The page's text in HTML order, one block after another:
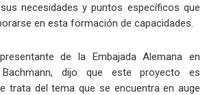
sus necesidades y puntos específicos que
en esta formación de capacidades.
de la Embajada Alemana en
Bachmann, dijo que este proyecto es
trata del tema que se encuentra en auge